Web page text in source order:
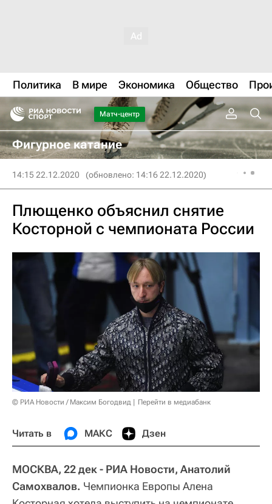
Политика В мире Экономика Общество
Матч-центр
Фигурное катание
14:15 22.12.2020 (обновлено: 14:16 22.12.2020)
Плющенко объяснил снятие
Косторной с чемпионата России
© РИА Новости / Максим Богодвид Перейти в медиабанк
Читать в МАКС Дзен
МОСКВА, 22 дек - РИА Новости, Анатолий
Самохвалов. Чемпионка Европы Алена